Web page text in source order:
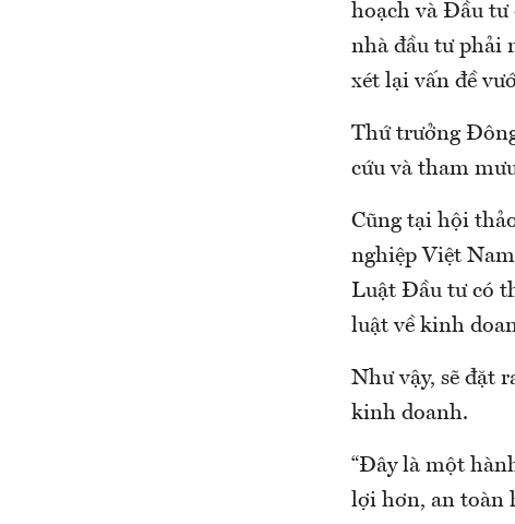
hoạch và Đầu tư
nhà đầu tư phải
xét lại vấn đề
Thứ trưởng
cứu và tham
Cũng tại hội
nghiệp Việt
Luật Đầu tư có
luật về kinh
Như vậy, sẽ đặt
kinh doanh.
“Đây là một
lợi hơn, an toàn